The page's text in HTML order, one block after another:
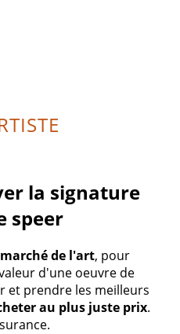
la signature
speer
de l'art, pour
d'une oeuvre de
et prendre les meilleurs
au plus juste prix.